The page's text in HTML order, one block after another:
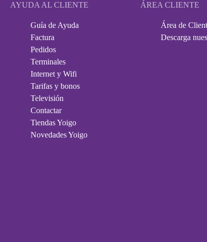
AYUDA AL CLIENTE
Guía de Ayuda
Factura
Pedidos
Terminales
Internet y Wifi
Tarifas y bonos
Televisión
Contactar
Tiendas Yoigo
Novedades Yoigo
ÁREA CLIENTE
Área de
Descarga